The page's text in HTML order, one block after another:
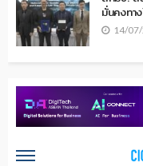
มั่นคงทา
14/